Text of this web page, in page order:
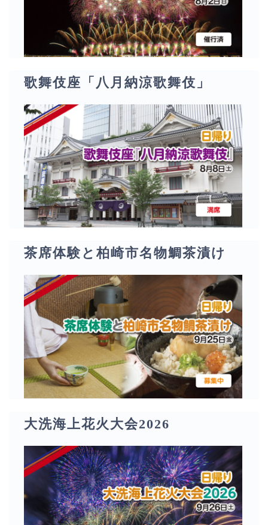
歌舞伎座「八月納涼歌舞伎」
茶席体験と柏崎市名物鯛茶漬け
大洗海上花火大会2026